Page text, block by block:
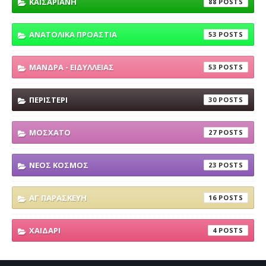
ΑΝΑΤΟΛΙΚΑ ΠΡΟΑΣΤΙΑ 53
ΜΑΝΔΡΑ - ΕΙΔΥΛΛΕΙΑΣ 53
ΠΕΡΙΣΤΕΡΙ 30
ΜΟΣΧΑΤΟ 27
ΝΕΟΣ ΚΟΣΜΟΣ 23
ΑΓ ΠΑΡΑΣΚΕΥΗ 16
ΧΑΙΔΑΡΙ 4